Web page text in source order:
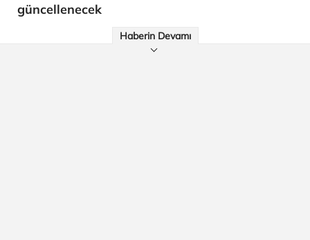
güncellenecek
Haberin Devamı